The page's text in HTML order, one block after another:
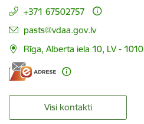
+371 67502757
E-pasts:
pasts@vdaa.gov.lv
Rīga, Alberta iela 10, LV - 1010
Visi kontakti